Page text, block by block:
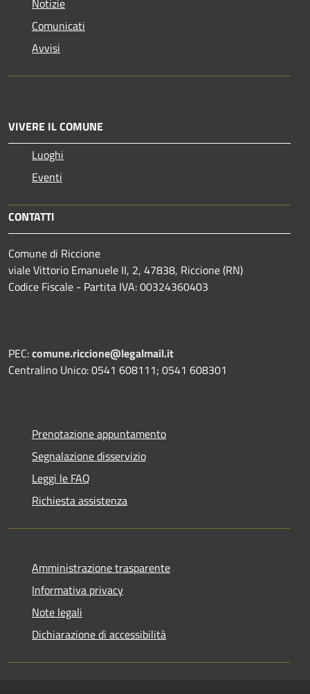
Comunicati
Avvisi
VIVERE IL COMUNE
Luoghi
Eventi
CONTATTI
Comune di Riccione
viale Vittorio Emanuele II, 2, 47838, Riccione (RN)
Codice Fiscale - Partita IVA: 00324360403
PEC:comune.riccione@legalmail.it
Centralino Unico: 0541 608111; 0541 608301
Prenotazione appuntamento
Segnalazione disservizio
Leggi le FAQ
Richiesta assistenza
Amministrazione trasparente
Informativa privacy
Note legali
Dichiarazione di accessibilità